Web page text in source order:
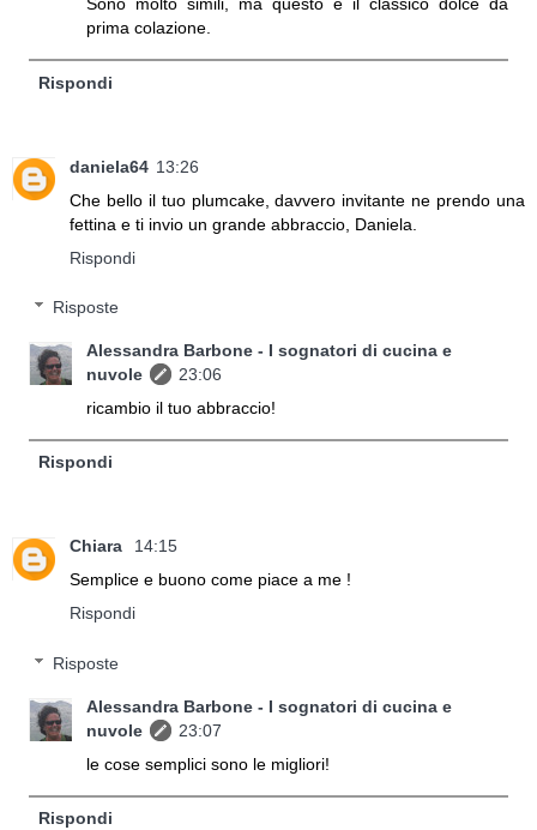
Sono molto simili, ma questo è il classico dolce da
prima colazione.
Rispondi
daniela64 13:26
Che bello il tuo plumcake, davvero invitante ne prendo una
fettina e ti invio un grande abbraccio, Daniela.
Rispondi
Risposte
Alessandra Barbone - I sognatori di cucina e
nuvole
23:06
ricambio il tuo abbraccio!
Rispondi
Chiara
14:15
Semplice e buono come piace a me !
Rispondi
Risposte
Alessandra Barbone - I sognatori di cucina e
nuvole
23:07
le cose semplici sono le migliori!
Rispondi